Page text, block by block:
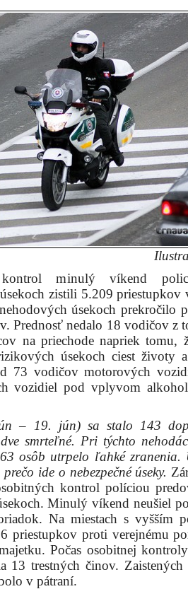
kontrol minulý víkend
zistili 5.209 priestupkov
úsekoch prekročilo
Prednosť nedalo 18 vodičov z
na priechode napriek tomu,
úsekoch ciest životy
73 vodičov motorových
vozidiel pod vplyvom
– 19. jún) sa stalo 143
smrteľné. Pri týchto
osôb utrpelo ľahké zranenia.
ide o nebezpečné úseky.
kontrol políciou
Minulý víkend neušiel
Na miestach s vyšším
priestupkov proti verejnému
Počas osobitnej
13 trestných činov.
v pátraní.